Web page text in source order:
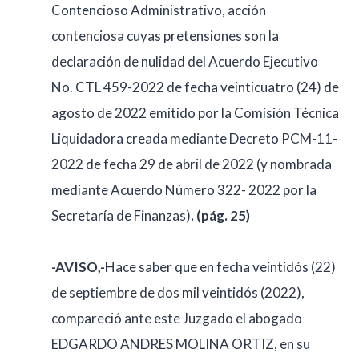
Contencioso Administrativo, acción
contenciosa cuyas pretensiones son la
declaración de nulidad del Acuerdo Ejecutivo
No. CTL 459-2022 de fecha veinticuatro (24) de
agosto de 2022 emitido por la Comisión Técnica
Liquidadora creada mediante Decreto PCM-11-
2022 de fecha 29 de abril de 2022 (y nombrada
mediante Acuerdo Número 322- 2022 por la
Secretaría de Finanzas). (pág. 25)
-AVISO,-Hace saber que en fecha veintidós (22)
de septiembre de dos mil veintidós (2022),
compareció ante este Juzgado el abogado
EDGARDO ANDRES MOLINA ORTIZ, en su